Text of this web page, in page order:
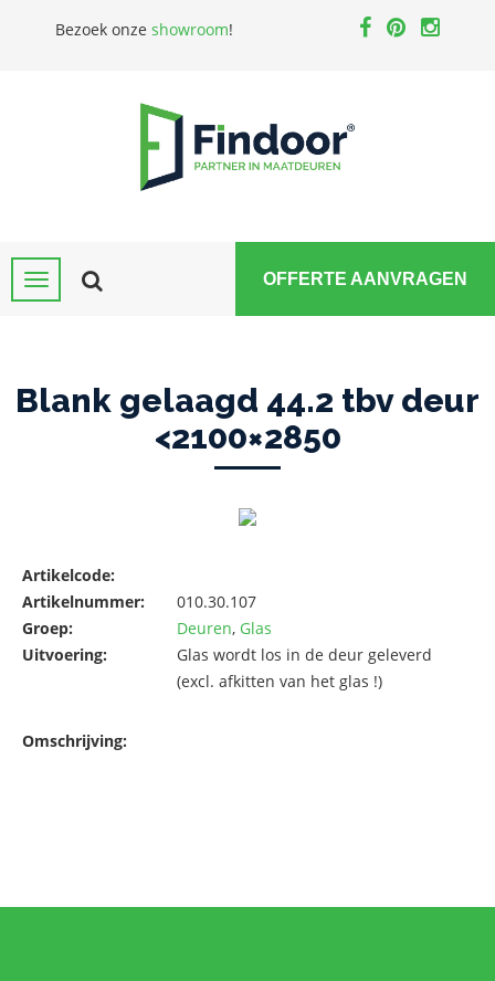
Bezoek onze showroom!
OFFERTE AANVRAGEN
Blank gelaagd 44.2 tbv deur
<2100×2850
Artikelcode:
Artikelnummer:
010.30.107
Groep:
Deuren, Glas
Uitvoering:
Glas wordt los in de deur geleverd
(excl. afkitten van het glas !)
Omschrijving: